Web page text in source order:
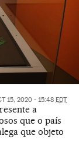
15, 2020 - 15:48 EDT
a
que o país
que objeto